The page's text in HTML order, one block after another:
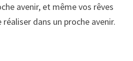
avenir, et même vos rêves
dans un proche avenir.